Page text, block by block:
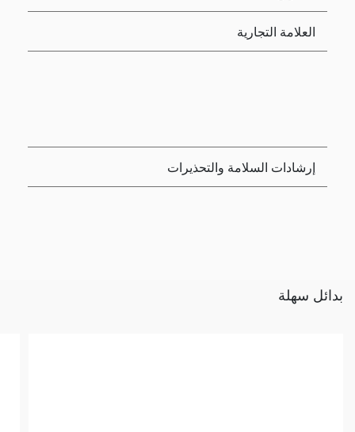
العلامة التجارية
إرشادات السلامة والتحذيرات
بدائل سهلة